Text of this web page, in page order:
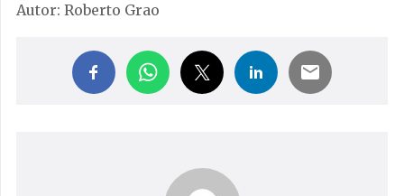
Autor: Roberto Grao